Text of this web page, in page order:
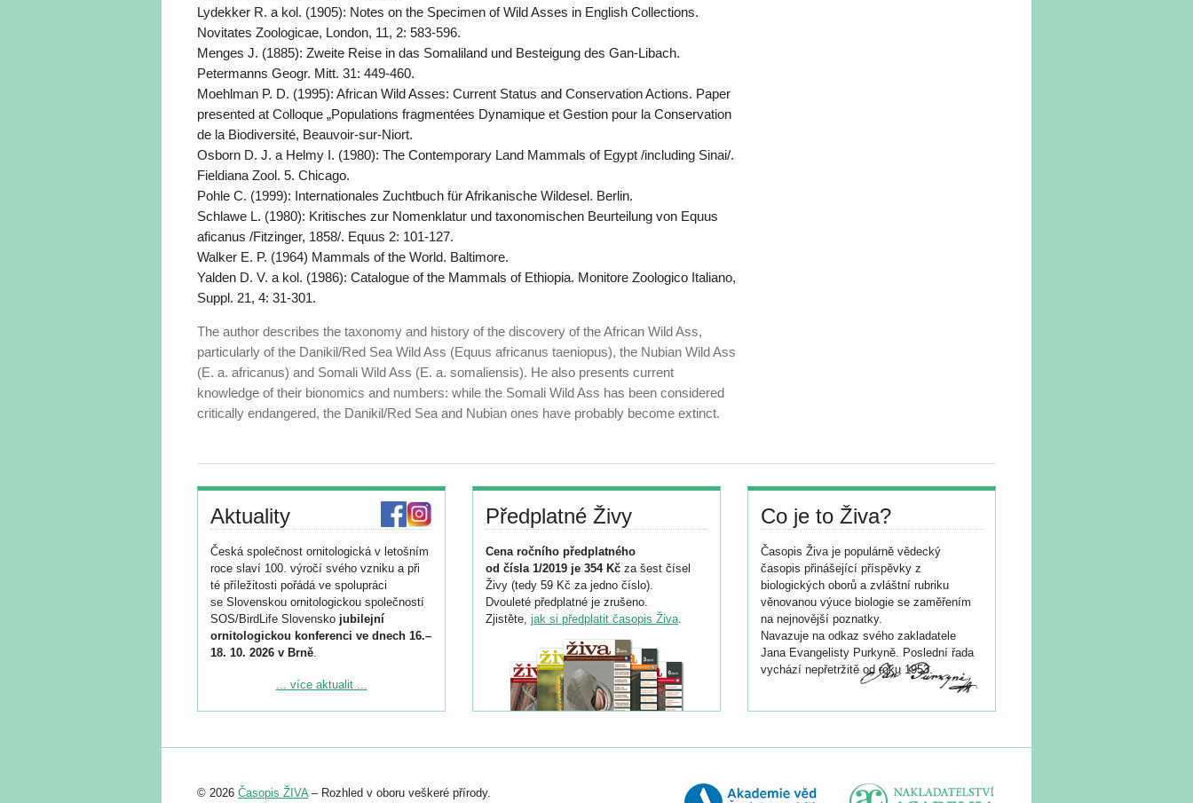
Lydekker R. a kol. (1905): Notes on the Specimen of Wild Asses in English Collections.
Novitates Zoologicae, London, 11, 2: 583-596.
Menges J. (1885): Zweite Reise in das Somaliland und Besteigung des Gan-Libach.
Petermanns Geogr. Mitt. 31: 449-460.
Moehlman P. D. (1995): African Wild Asses: Current Status and Conservation Actions. Paper
presented at Colloque „Populations fragmentées Dynamique et Gestion pour la Conservation
de la Biodiversité, Beauvoir-sur-Niort.
Osborn D. J. a Helmy I. (1980): The Contemporary Land Mammals of Egypt /including Sinai/.
Fieldiana Zool. 5. Chicago.
Pohle C. (1999): Internationales Zuchtbuch für Afrikanische Wildesel. Berlin.
Schlawe L. (1980): Kritisches zur Nomenklatur und taxonomischen Beurteilung von Equus
aficanus /Fitzinger, 1858/. Equus 2: 101-127.
Walker E. P. (1964) Mammals of the World. Baltimore.
Yalden D. V. a kol. (1986): Catalogue of the Mammals of Ethiopia. Monitore Zoologico Italiano,
Suppl. 21, 4: 31-301.
The author describes the taxonomy and history of the discovery of the African Wild Ass,
particularly of the Danikil/Red Sea Wild Ass (Equus africanus taeniopus), the Nubian Wild Ass
(E. a. africanus) and Somali Wild Ass (E. a. somaliensis). He also presents current
knowledge of their bionomics and numbers: while the Somali Wild Ass has been considered
critically endangered, the Danikil/Red Sea and Nubian ones have probably become extinct.
Aktuality
Česká společnost ornitologická v letošním
roce slaví 100. výročí svého vzniku a při
té příležitosti pořádá ve spolupráci
se Slovenskou ornitologickou společností
SOS/BirdLife Slovensko jubilejní
ornitologickou konferenci ve dnech 16.–
18. 10. 2026 v Brně.
Podrobnější informace ke konferenci
Registrovat se můžete do 6. září.
abstraktu přihlášené přednášky nebo
... více aktualit ...
Předplatné Živy
Cena ročního předplatného
od čísla 1/2019 je 354 Kč za šest čísel
Živy (tedy 59 Kč za jedno číslo).
Dvouleté předplatné je zrušeno.
Zjistěte, jak si předplatit časopis Živa.
Co je to Živa?
Časopis Živa je populárně vědecký
časopis přinášející příspěvky z
biologických oborů a zvláštní rubriku
věnovanou výuce biologie se zaměřením
na nejnovější poznatky.
Navazuje na odkaz svého zakladatele
Jana Evangelisty Purkyně. Poslední řada
vychází nepřetržitě od roku 1953.
© 2026 Časopis ŽIVA– Rozhled v oboru veškeré přírody.